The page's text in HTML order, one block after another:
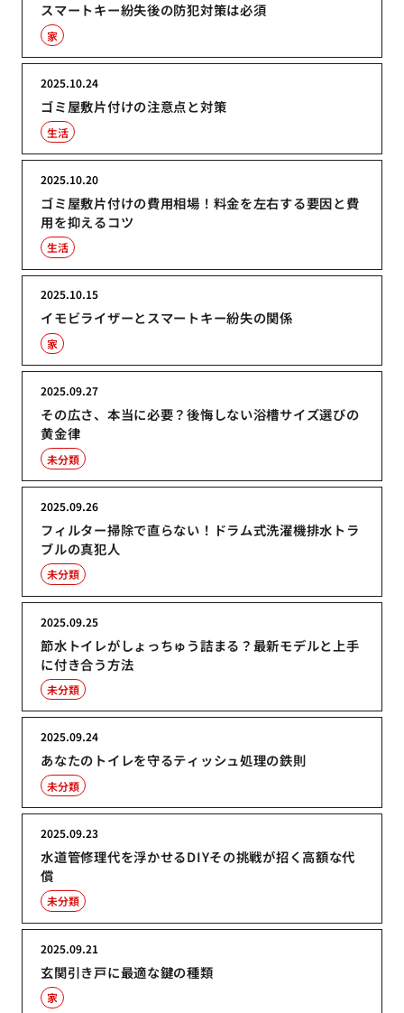
スマートキー紛失後の防犯対策は必須
家
ゴミ屋敷片付けの注意点と対策
2025.10.24
生活
ゴミ屋敷片付けの費用相場！料金を左右する要因と費
用を抑えるコツ
2025.10.20
生活
イモビライザーとスマートキー紛失の関係
2025.10.15
家
その広さ、本当に必要？後悔しない浴槽サイズ選びの
黄金律
2025.09.27
未分類
フィルター掃除で直らない！ドラム式洗濯機排水トラ
ブルの真犯人
2025.09.26
未分類
節水トイレがしょっちゅう詰まる？最新モデルと上手
に付き合う方法
2025.09.25
未分類
あなたのトイレを守るティッシュ処理の鉄則
2025.09.24
未分類
水道管修理代を浮かせるDIYその挑戦が招く高額な代
償
2025.09.23
未分類
玄関引き戸に最適な鍵の種類
2025.09.21
家